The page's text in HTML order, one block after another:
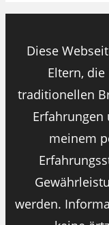
Diese
Eltern,
traditionellen
meinem
werden.